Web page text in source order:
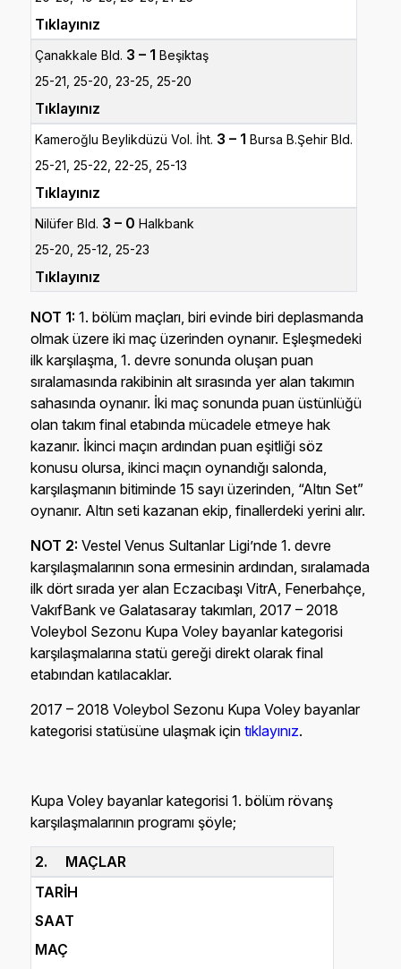
Tıklayınız
Çanakkale Bld. 3 – 1 Beşiktaş
25-21, 25-20, 23-25, 25-20
Tıklayınız
Kameroğlu Beylikdüzü Vol. İht. 3 – 1 Bursa B.Şehir Bld.
25-21, 25-22, 22-25, 25-13
Tıklayınız
Nilüfer Bld. 3 – 0 Halkbank
25-20, 25-12, 25-23
Tıklayınız
NOT 1: 1. bölüm maçları, biri evinde biri deplasmanda
olmak üzere iki maç üzerinden oynanır. Eşleşmedeki
ilk karşılaşma, 1. devre sonunda oluşan puan
sıralamasında rakibinin alt sırasında yer alan takımın
sahasında oynanır. İki maç sonunda puan üstünlüğü
olan takım final etabında mücadele etmeye hak
kazanır. İkinci maçın ardından puan eşitliği söz
konusu olursa, ikinci maçın oynandığı salonda,
karşılaşmanın bitiminde 15 sayı üzerinden, “Altın Set”
oynanır. Altın seti kazanan ekip, finallerdeki yerini alır.
NOT 2: Vestel Venus Sultanlar Ligi’nde 1. devre
karşılaşmalarının sona ermesinin ardından, sıralamada
ilk dört sırada yer alan Eczacıbaşı VitrA, Fenerbahçe,
VakıfBank ve Galatasaray takımları, 2017 – 2018
Voleybol Sezonu Kupa Voley bayanlar kategorisi
karşılaşmalarına statü gereği direkt olarak final
etabından katılacaklar.
2017 – 2018 Voleybol Sezonu Kupa Voley bayanlar
kategorisi statüsüne ulaşmak içintıklayınız.
Kupa Voley bayanlar kategorisi 1. bölüm rövanş
karşılaşmalarının programı şöyle;
2. MAÇLAR
TARİH
SAAT
MAÇ